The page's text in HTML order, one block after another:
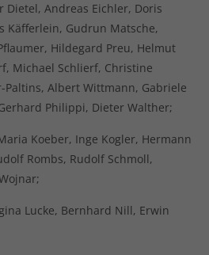
Dietel, Andreas Eichler, Doris
Käfferlein, Gudrun Matsche,
Hildegard Preu, Helmut
Michael Schlierf, Christine
Paltins, Albert Wittmann, Gabriele
Philippi, Dieter Walther;
Koeber, Inge Kogler, Hermann
Rombs, Rudolf Schmoll,
Lucke, Bernhard Nill, Erwin